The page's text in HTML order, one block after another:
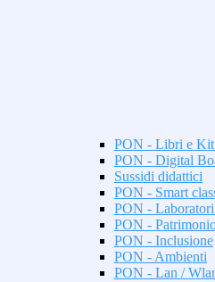
PON - Libri e
PON - Digital
Sussidi didattici
PON - Smart
PON -
PON -
PON - Inclusione
PON - Ambienti
PON - Lan /